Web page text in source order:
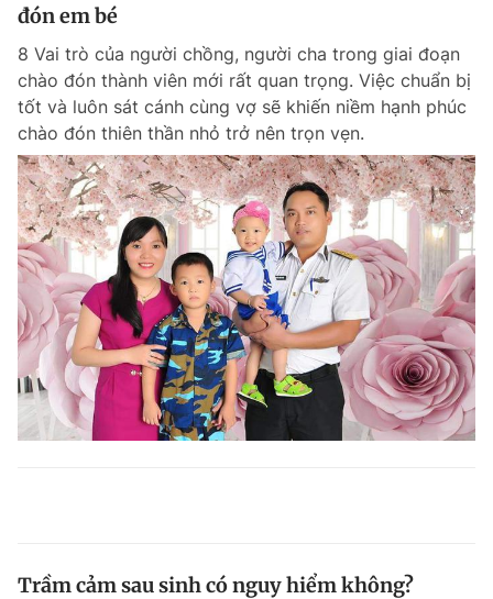
đón em bé
8 Vai trò của người chồng, người cha trong giai đoạn
chào đón thành viên mới rất quan trọng. Việc chuẩn bị
tốt và luôn sát cánh cùng vợ sẽ khiến niềm hạnh phúc
chào đón thiên thần nhỏ trở nên trọn vẹn.
Trầm cảm sau sinh có nguy hiểm không?